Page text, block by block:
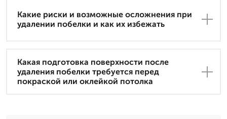
Какие риски и возможные осложнения при
удалении побелки и как их избежать
Какая подготовка поверхности после
удаления побелки требуется перед
покраской или оклейкой потолка